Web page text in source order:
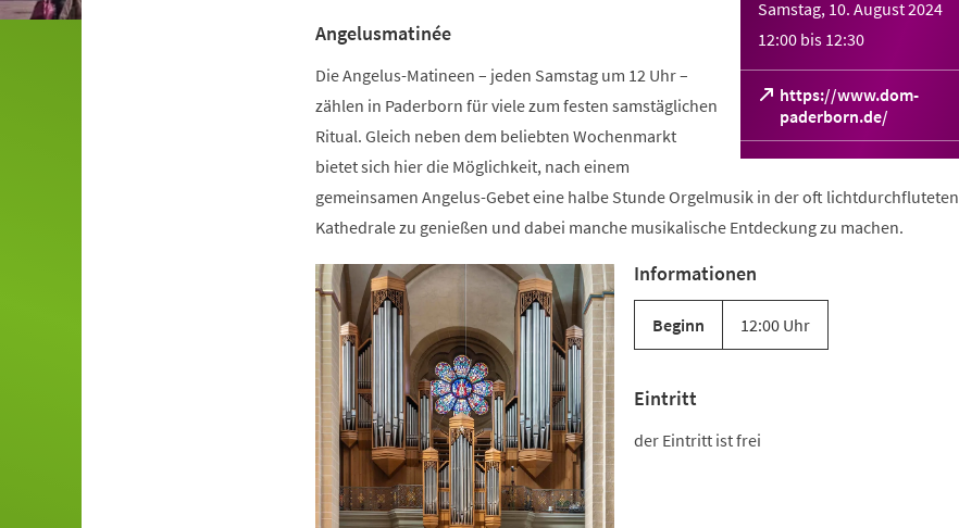
Samstag, 10. August 2024
12:00 bis 12:30
https://www.dom-
paderborn.de/
(Öffnet
in
einem
Tab)
Angelusmatinée
Die Angelus-Matineen – jeden Samstag um 12 Uhr –
zählen in Paderborn für viele zum festen samstäglichen
Ritual. Gleich neben dem beliebten Wochenmarkt
bietet sich hier die Möglichkeit, nach einem
gemeinsamen Angelus-Gebet eine halbe Stunde Orgelmusik in der oft lichtdurchfluteten
Kathedrale zu genießen und dabei manche musikalische Entdeckung zu machen.
Informationen
Beginn 12:00 Uhr
Eintritt
der Eintritt ist frei